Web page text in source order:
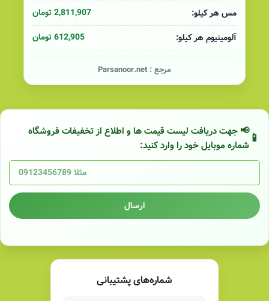
مس هر کیلو:
2,811,907 تومان
آلومینیوم هر کیلو:
612,905 تومان
مرجع : Parsanoor.net
📢 جهت دریافت لیست قیمت ها و اطلاع از تخفیفات فروشگاه
شماره موبایل خود را وارد کنید:
ارسال
شماره‌های پشتیبانی